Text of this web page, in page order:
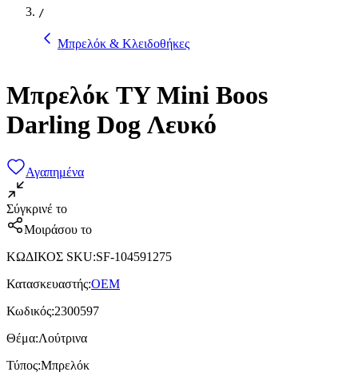
/
Μπρελόκ & Κλειδοθήκες
Μπρελόκ TY Mini Boos
Darling Dog Λευκό
Αγαπημένα
Σύγκρινέ το
Μοιράσου το
ΚΩΔΙΚΟΣ SKU:SF-104591275
Κατασκευαστής:OEM
Κωδικός:2300597
Θέμα:Λούτρινα
Τύπος:Μπρελόκ